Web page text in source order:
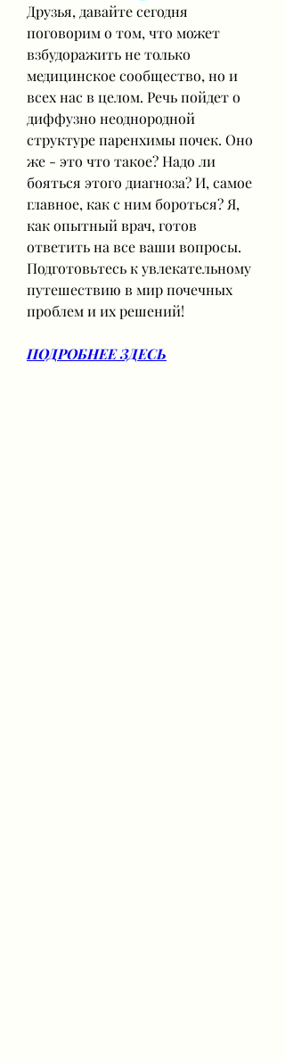
Друзья, давайте сегодня
поговорим о том, что может
взбудоражить не только
медицинское сообщество, но и
всех нас в целом. Речь пойдет о
диффузно неоднородной
структуре паренхимы почек. Оно
же - это что такое? Надо ли
бояться этого диагноза? И, самое
главное, как с ним бороться? Я,
как опытный врач, готов
ответить на все ваши вопросы.
Подготовьтесь к увлекательному
путешествию в мир почечных
проблем и их решений!
ПОДРОБНЕЕ ЗДЕСЬ